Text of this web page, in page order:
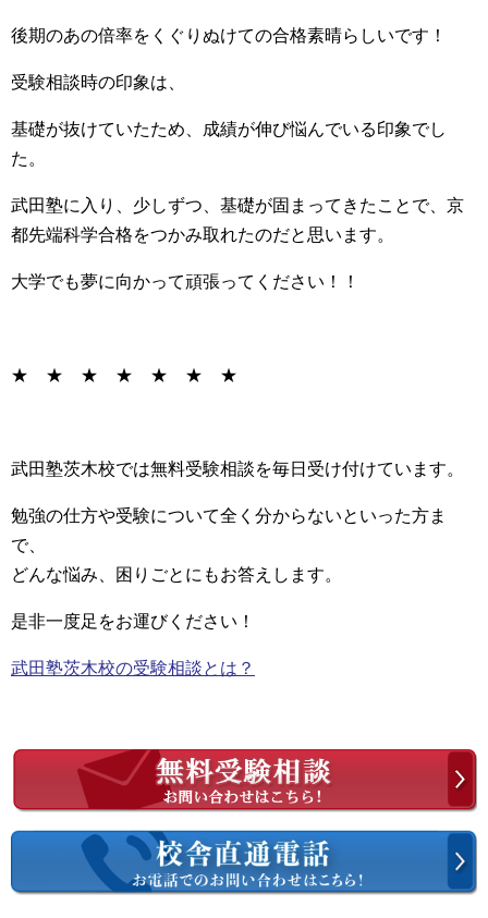
後期のあの倍率をくぐりぬけての合格素晴らしいです！
受験相談時の印象は、
基礎が抜けていたため、成績が伸び悩んでいる印象でし
た。
武田塾に入り、少しずつ、基礎が固まってきたことで、京
都先端科学合格をつかみ取れたのだと思います。
大学でも夢に向かって頑張ってください！！
★ ★ ★ ★ ★ ★ ★
武田塾茨木校では無料受験相談を毎日受け付けています。
勉強の仕方や受験について全く分からないといった方ま
で、
どんな悩み、困りごとにもお答えします。
是非一度足をお運びください！
武田塾茨木校の受験相談とは？